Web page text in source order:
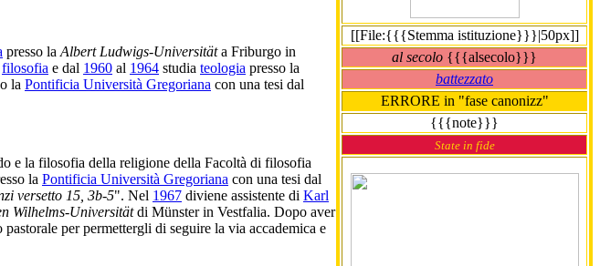
[[File:{{{Stemma istituzione}}}|50px]]
al secolo {{{alsecolo}}}
battezzato
ERRORE in "fase canonizz"
{{{note}}}
State in fide
presso la Albert Ludwigs-Universitäta Friburgo in
filosofia e dal 1960 al 1964 studia teologia presso la
la Pontificia Università Gregoriana con una tesi dal
e la filosofia della religione della Facoltà di filosofia
la Pontificia Università Gregoriana con una tesi dal
versetto 15, 3b-5". Nel 1967 diviene assistente di Karl
Wilhelms-Universitätdi Münster in Vestfalia. Dopo aver
per permettergli di seguire la via accademica e